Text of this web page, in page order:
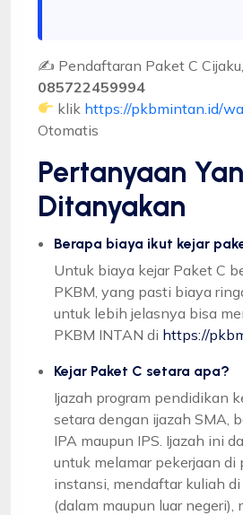
✍ Pendaftaran Paket C
085722459994
klik https://pkbmintan.id/wa
Otomatis
Pertanyaan
Ditanyakan
Berapa biaya ikut kejar
Untuk biaya kejar Paket C
PKBM, yang pasti biaya
untuk lebih jelasnya bisa
PKBM INTAN di https://
Kejar Paket C setara apa?
Ijazah program pendidikan
setara dengan ijazah SMA,
IPA maupun IPS. Ijazah ini
untuk melamar pekerjaan di
instansi, mendaftar kuliah
(dalam maupun luar negeri),